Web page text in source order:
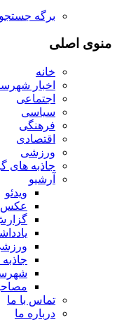
برگه
منوی اصلی
خانه
اخبار
اجتماعی
سیاسی
فرهنگی
اقتصادی
ورزشی
جاذبه
آرشیو
ویدئو
عکس
تماس با ما
درباره ما